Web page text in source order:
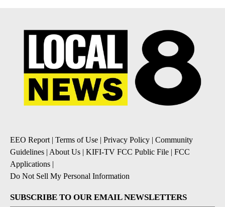
EEO Report| Terms of Use | Privacy Policy | Community
Guidelines | About Us | KIFI-TV FCC Public File | FCC
Applications |
Do Not Sell My Personal Information
SUBSCRIBE TO OUR EMAIL NEWSLETTERS